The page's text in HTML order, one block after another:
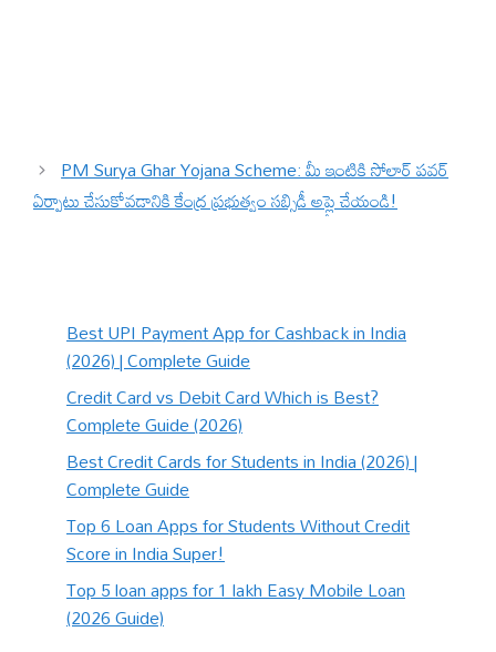
PM Surya Ghar Yojana Scheme: మీ ఇంటికి సోలార్ పవర్
ఏర్పాటు చేసుకోవడానికి కేంద్ర ప్రభుత్వం సబ్సిడీ అప్లై చేయండి!
Best UPI Payment App for Cashback in India
(2026) | Complete Guide
Credit Card vs Debit Card Which is Best?
Complete Guide (2026)
Best Credit Cards for Students in India (2026) |
Complete Guide
Top 6 Loan Apps for Students Without Credit
Score in India Super!
Top 5 loan apps for 1 lakh Easy Mobile Loan
(2026 Guide)